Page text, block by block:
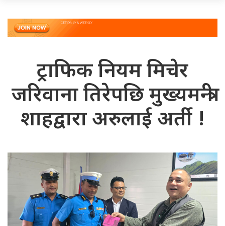
ट्राफिक नियम मिचेर
जरिवाना तिरेपछि मुख्यमन्त्री
शाहद्वारा अरुलाई अर्ती !